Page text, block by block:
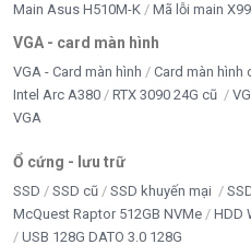
Main Asus H510M-K
Mã lỗi main X99
VGA - card màn hình
VGA - Card màn hình Card màn hình
Intel Arc A380
RTX 3090 24G cũ
VGA
Ổ cứng - lưu trữ
SSD SSD cũ SSD khuyến mại
McQuest Raptor 512GB NVMe
HDD
USB 128G DATO 3.0 128G